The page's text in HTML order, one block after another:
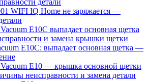
WIFI IQ Home не заряжается —
E10C: выпадает основная щетка —